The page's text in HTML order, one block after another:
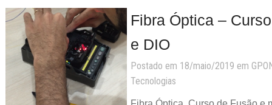
Fibra Óptica –
e DIO
Postado em 18/maio/2019 em
Tecnologias